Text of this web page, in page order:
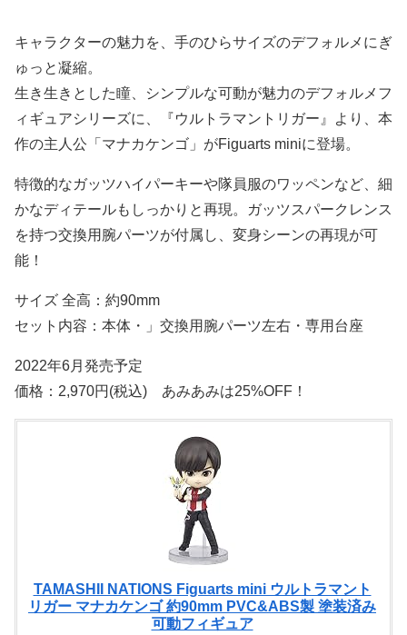
キャラクターの魅力を、手のひらサイズのデフォルメにぎ
ゅっと凝縮。
生き生きとした瞳、シンプルな可動が魅力のデフォルメフ
ィギュアシリーズに、『ウルトラマントリガー』より、本
作の主人公「マナカケンゴ」がFiguarts miniに登場。
特徴的なガッツハイパーキーや隊員服のワッペンなど、細
かなディテールもしっかりと再現。ガッツスパークレンス
を持つ交換用腕パーツが付属し、変身シーンの再現が可
能！
サイズ 全高：約90mm
セット内容：本体・」交換用腕パーツ左右・専用台座
2022年6月発売予定
価格：2,970円(税込) あみあみは25%OFF！
TAMASHII NATIONS Figuarts mini ウルトラマント
リガー マナカケンゴ 約90mm PVC&ABS製 塗装済み
可動フィギュア